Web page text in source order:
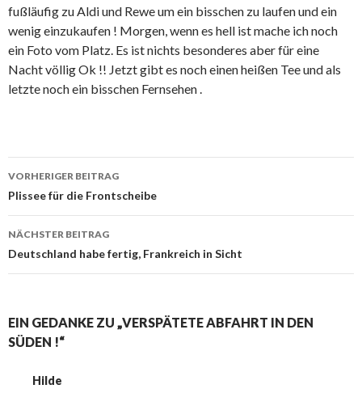
fußläufig zu Aldi und Rewe um ein bisschen zu laufen und ein
wenig einzukaufen ! Morgen, wenn es hell ist mache ich noch
ein Foto vom Platz. Es ist nichts besonderes aber für eine
Nacht völlig Ok !! Jetzt gibt es noch einen heißen Tee und als
letzte noch ein bisschen Fernsehen .
Beitrags-
Navigation
VORHERIGER BEITRAG
Plissee für die Frontscheibe
NÄCHSTER BEITRAG
Deutschland habe fertig, Frankreich in Sicht
EIN GEDANKE ZU „VERSPÄTETE ABFAHRT IN DEN
SÜDEN !“
Hilde